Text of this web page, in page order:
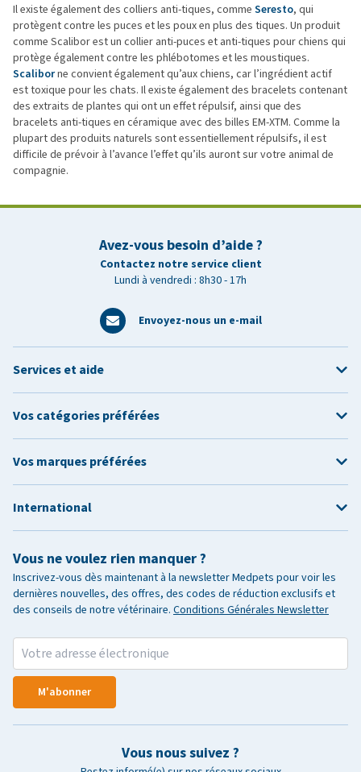
Il existe également des colliers anti-tiques, comme Seresto, qui
protègent contre les puces et les poux en plus des tiques. Un produit
comme Scalibor est un collier anti-puces et anti-tiques pour chiens qui
protège également contre les phlébotomes et les moustiques.
Scaliborne convient également qu’aux chiens, car l’ingrédient actif
est toxique pour les chats. Il existe également des bracelets contenant
des extraits de plantes qui ont un effet répulsif, ainsi que des
bracelets anti-tiques en céramique avec des billes EM-XTM. Comme la
plupart des produits naturels sont essentiellement répulsifs, il est
difficile de prévoir à l’avance l’effet qu’ils auront sur votre animal de
compagnie.
Avez-vous besoin d’aide ?
Contactez notre service client
Lundi à vendredi : 8h30 - 17h
Envoyez-nous un e-mail
Vous ne voulez rien manquer ?
Inscrivez-vous dès maintenant à la newsletter Medpets pour voir les
dernières nouvelles, des offres, des codes de réduction exclusifs et
des conseils de notre vétérinaire. Conditions Générales Newsletter
M'abonner
Vous nous suivez ?
Services et aide
Vos catégories préférées
Vos marques préférées
International